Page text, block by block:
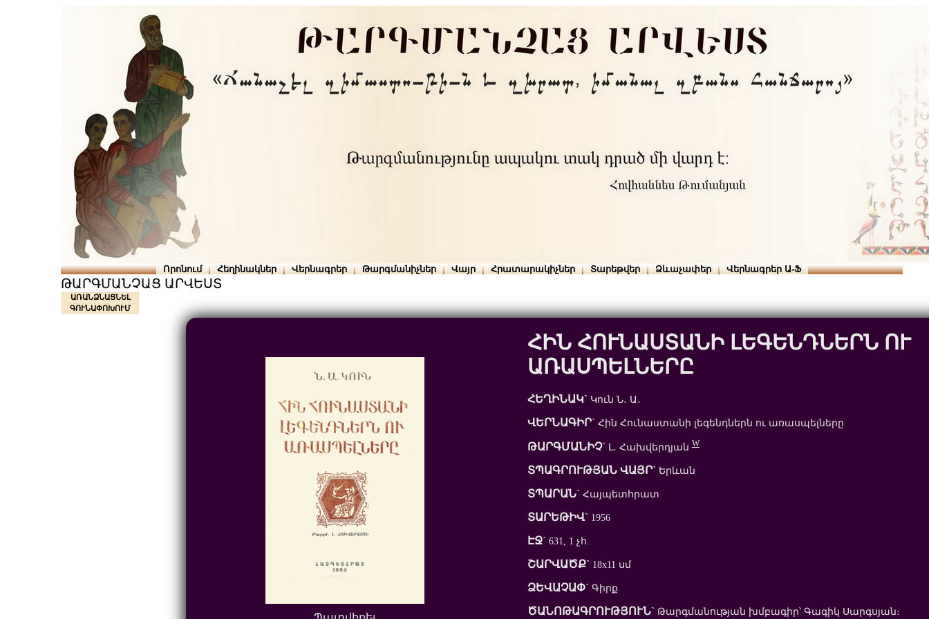
Որոնում Հեղինակներ Վերնագրեր Թարգմանիչներ Վայր Հրատարակիչներ Տարեթվեր Ձևաչափեր Վերնագրեր Ա-Ֆ
ԹԱՐԳՄԱՆՉԱՑ ԱՐՎԵՍՏ
ԱՌԱՆՁՆԱՑՆԵԼ
ԳՈՒՆԱՓՈԽՈՒՄ
ՀԻՆ ՀՈՒՆԱՍՏԱՆԻ ԼԵԳԵՆԴՆԵՐՆ ՈՒ
ԱՌԱՍՊԵԼՆԵՐԸ
ՀԵՂԻՆԱԿ` Կուն Ն․ Ա․
ՎԵՐՆԱԳԻՐ` Հին Հունաստանի լեգենդներն ու առասպելները
ԹԱՐԳՄԱՆԻՉ` Լ․ ՀախվերդյանW
ՏՊԱԳՐՈՒԹՅԱՆ ՎԱՅՐ` Երևան
ՏՊԱՐԱՆ` Հայպետհրատ
ՏԱՐԵԹԻՎ` 1956
ԷՋ` 631, 1 չհ.
ՇԱՐՎԱԾՔ` 18x11 սմ
ՁԵՎԱՉԱՓ` Գիրք
ԾԱՆՈԹԱԳՐՈՒԹՅՈՒՆ` Թարգմանության խմբագիր՝ Գագիկ Սարգսյան։